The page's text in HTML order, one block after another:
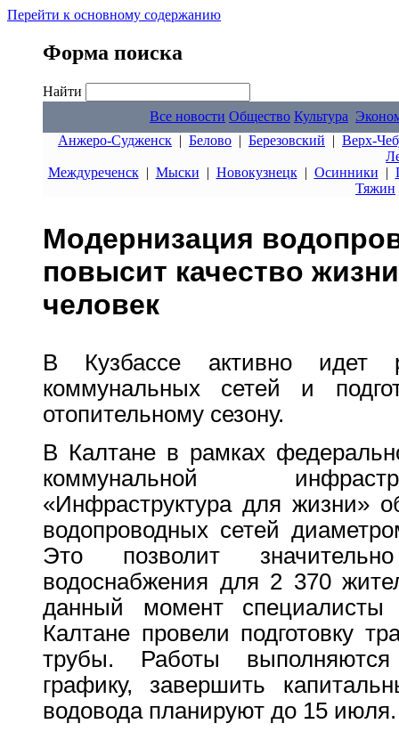
Перейти к основному содержанию
Форма поиска
Найти
Все новости Общество Культура
Анжеро-Судженск | Белово | Березовский | Верх-
Междуреченск| Мыски | Новокузнецк| Осинники |
Тяжин
Модернизация
повысит качество
человек
В Кузбассе активно идет
коммунальных сетей и
отопительному сезону.
В Калтане в рамках
коммунальной
«Инфраструктура для жизни»
водопроводных сетей
Это позволит
водоснабжения для 2 370
данный момент специалисты
Калтане провели подготовку
трубы. Работы выполняются
графику, завершить
водовода планируют до 15 июля.